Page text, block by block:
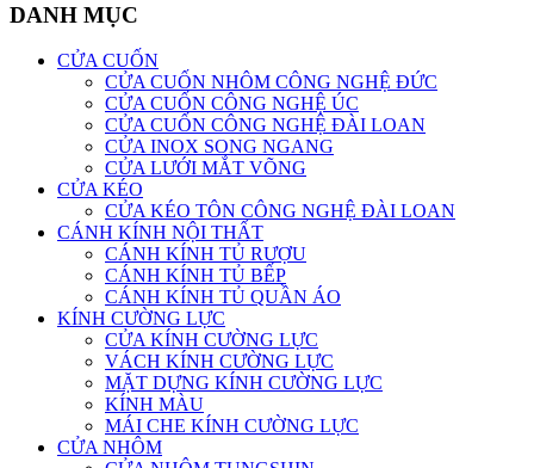
DANH MỤC
CỬA CUỐN
CỬA CUỐN NHÔM CÔNG NGHỆ ĐỨC
CỬA CUỐN CÔNG NGHỆ ÚC
CỬA CUỐN CÔNG NGHỆ ĐÀI LOAN
CỬA INOX SONG NGANG
CỬA LƯỚI MẮT VÕNG
CỬA KÉO
CỬA KÉO TÔN CÔNG NGHỆ ĐÀI LOAN
CÁNH KÍNH NỘI THẤT
CÁNH KÍNH TỦ RƯỢU
CÁNH KÍNH TỦ BẾP
CÁNH KÍNH TỦ QUẦN ÁO
KÍNH CƯỜNG LỰC
CỬA KÍNH CƯỜNG LỰC
VÁCH KÍNH CƯỜNG LỰC
MẶT DỰNG KÍNH CƯỜNG LỰC
KÍNH MÀU
MÁI CHE KÍNH CƯỜNG LỰC
CỬA NHÔM